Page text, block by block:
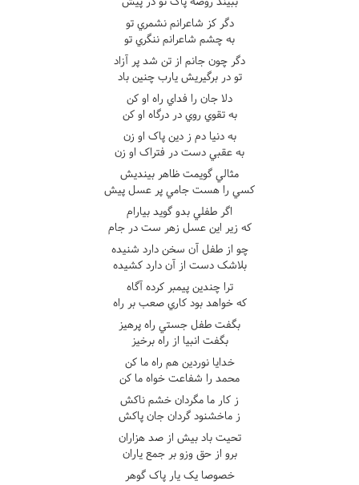
دگر کز شاعرانم نشمري تو
به چشم شاعرانم ننگري تو
دگر چون جانم از تن شد پر آزاد
تو در برگيريش يارب چنين باد
دلا جان را فداي راه او کن
به تقوي روي در درگاه او کن
به دنيا دم ز دين پاک او زن
به عقبي دست در فتراک او زن
مثالي گويمت ظاهر بينديش
کسي را هست جامي پر عسل پيش
اگر طفلي بدو گويد بيارام
که زير اين عسل زهر ست در جام
چو از طفل آن سخن دارد شنيده
بلاشک دست از آن دارد کشيده
ترا چندين پيمبر کرده آگاه
که خواهد بود کاري صعب بر راه
بگفت طفل جستي راه پرهيز
بگفت انبيا از راه برخيز
خدايا نوردين هم راه ما کن
محمد را شفاعت خواه ما کن
ز کار ما مگردان خشم ناکش
ز ماخشنود گردان جان پاکش
تحيت باد بيش از صد هزاران
برو از حق وزو بر جمع ياران
خصوصا يک يار پاک گوهر